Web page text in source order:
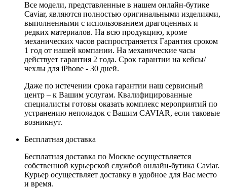
Все модели, представленные в нашем онлайн-бутике
Caviar, являются полностью оригинальными изделиями,
выполненными с использованием драгоценных и
редких материалов. На всю продукцию, кроме
механических часов распространяется Гарантия сроком
1 год от нашей компании. На механические часы
действует гарантия 2 года. Срок гарантии на кейсы/
чехлы для iPhone - 30 дней.
Даже по истечении срока гарантии наш сервисный
центр – к Вашим услугам. Квалифицированные
специалисты готовы оказать комплекс мероприятий по
устранению неполадок с Вашим CAVIAR, если таковые
возникнут.
Бесплатная доставка
Бесплатная доставка по Москве осуществляется
собственной курьерской службой онлайн-бутика Caviar.
Курьер осуществляет доставку в удобное для Вас место
и время.